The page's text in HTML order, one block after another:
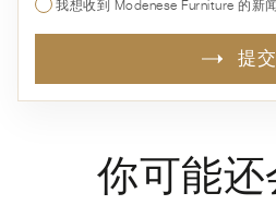
我想收到 Modenese Furniture 的新
提交
你可能还